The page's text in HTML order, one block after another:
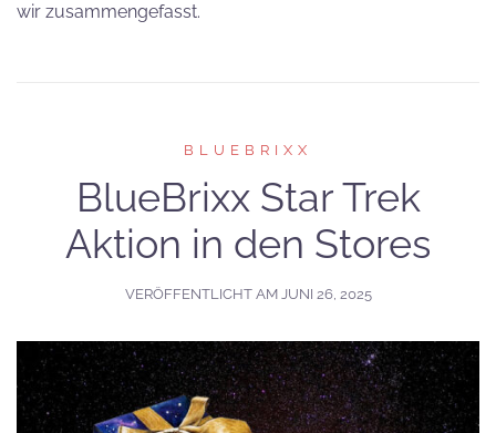
wir zusammengefasst.
BLUEBRIXX
BlueBrixx Star Trek
Aktion in den Stores
VERÖFFENTLICHT AM JUNI 26, 2025